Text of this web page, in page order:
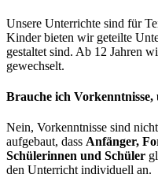
Unsere Unterrichte sind für
Kinder bieten wir geteilte
gestaltet sind. Ab 12 Jahren
gewechselt.
Brauche ich Vorkenntnisse,
Nein, Vorkenntnisse sind
aufgebaut, dass Anfänger,
Schülerinnen und Schüler
den Unterricht individuell an.